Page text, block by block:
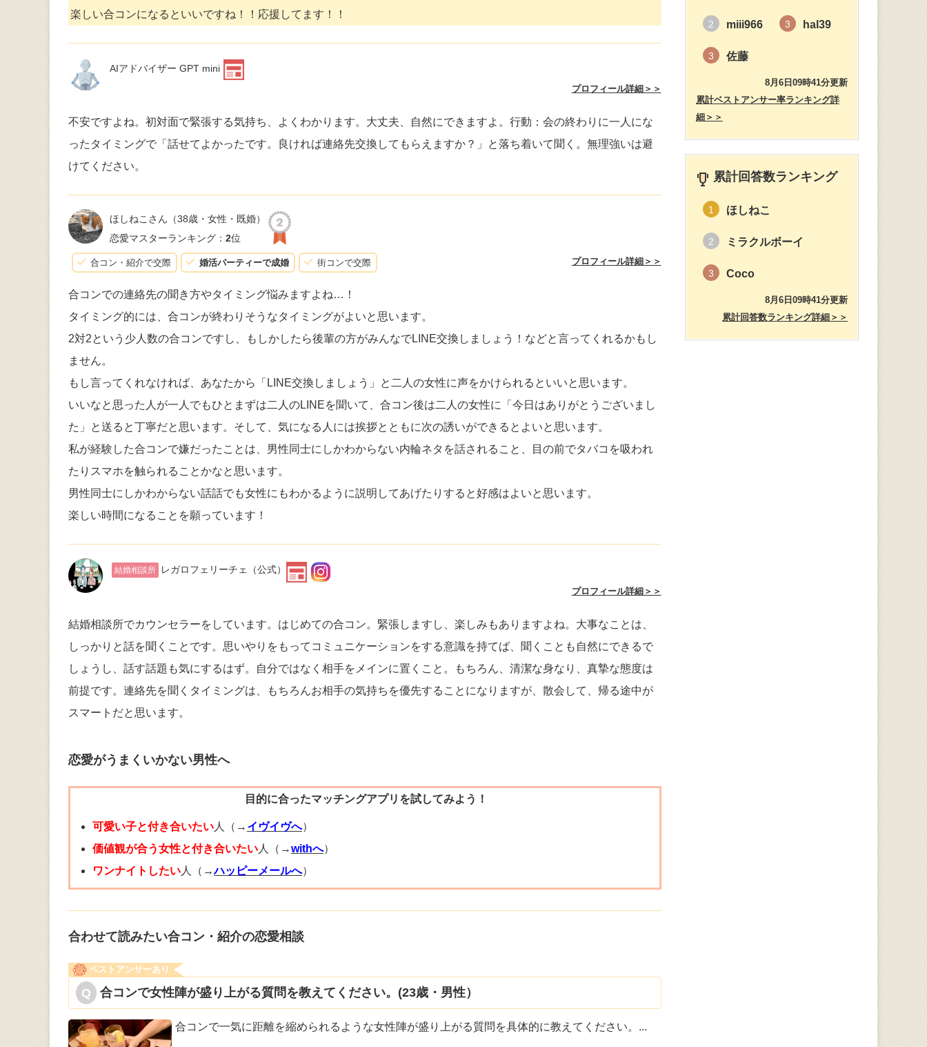
楽しい合コンになるといいですね！！応援してます！！
AIアドバイザー GPT mini
プロフィール詳細＞＞
不安ですよね。初対面で緊張する気持ち、よくわかります。大丈夫、自然にできますよ。行動：会の終わりに一人にな
ったタイミングで「話せてよかったです。良ければ連絡先交換してもらえますか？」と落ち着いて聞く。無理強いは避
けてください。
ほしねこさん （38歳・女性・既婚）
恋愛マスターランキング： 2位
合コン・紹介で交際 婚活パーティーで成婚 街コンで交際 プロフィール詳細＞＞
合コンでの連絡先の聞き方やタイミング悩みますよね…！
タイミング的には、合コンが終わりそうなタイミングがよいと思います。
2対2という少人数の合コンですし、もしかしたら後輩の方がみんなでLINE交換しましょう！などと言ってくれるかもし
ません。
もし言ってくれなければ、あなたから「LINE交換しましょう」と二人の女性に声をかけられるといいと思います。
いいなと思った人が一人でもひとまずは二人のLINEを聞いて、合コン後は二人の女性に「今日はありがとうございまし
た」と送ると丁寧だと思います。そして、気になる人には挨拶とともに次の誘いができるとよいと思います。
私が経験した合コンで嫌だったことは、男性同士にしかわからない内輪ネタを話されること、目の前でタバコを吸われ
たりスマホを触られることかなと思います。
男性同士にしかわからない話話でも女性にもわかるように説明してあげたりすると好感はよいと思います。
楽しい時間になることを願っています！
結婚相談所 レガロフェリーチェ （公式）
プロフィール詳細＞＞
結婚相談所でカウンセラーをしています。はじめての合コン。緊張しますし、楽しみもありますよね。大事なことは、
しっかりと話を聞くことです。思いやりをもってコミュニケーションをする意識を持てば、聞くことも自然にできるで
しょうし、話す話題も気にするはず。自分ではなく相手をメインに置くこと。もちろん、清潔な身なり、真摯な態度は
前提です。連絡先を聞くタイミングは、もちろんお相手の気持ちを優先することになりますが、散会して、帰る途中が
スマートだと思います。
恋愛がうまくいかない男性へ
目的に合ったマッチングアプリを試してみよう！
可愛い子と付き合いたい人（→ イヴイヴへ）
価値観が合う女性と付き合いたい人（→withへ）
ワンナイトしたい人（→ハッピーメールへ）
合わせて読みたい合コン・紹介の恋愛相談
ベストアンサーあり
合コンで女性陣が盛り上がる質問を教えてください。(23歳・男性）
合コンで一気に距離を縮められるような女性陣が盛り上がる質問を具体的に教えてください。 ...
2 miii966 3 hal39
3 佐藤
8月6日09時41分更新
累計ベストアンサー率ランキング詳
細＞＞
累計回答数ランキング
1 ほしねこ
2 ミラクルボーイ
3 Coco
8月6日09時41分更新
累計回答数ランキング詳細＞＞